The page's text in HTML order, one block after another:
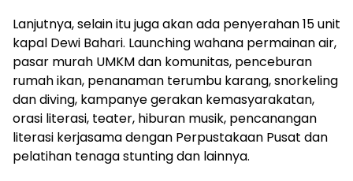
Lanjutnya, selain itu juga akan ada penyerahan 15 unit
kapal Dewi Bahari. Launching wahana permainan air,
pasar murah UMKM dan komunitas, penceburan
rumah ikan, penanaman terumbu karang, snorkeling
dan diving, kampanye gerakan kemasyarakatan,
orasi literasi, teater, hiburan musik, pencanangan
literasi kerjasama dengan Perpustakaan Pusat dan
pelatihan tenaga stunting dan lainnya.